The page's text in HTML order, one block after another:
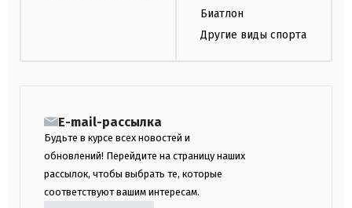
Биатлон
Другие виды спорта
E-mail-рассылка
Будьте в курсе всех новостей и
обновлений! Перейдите на страницу наших
рассылок, чтобы выбрать те, которые
соответствуют вашим интересам.